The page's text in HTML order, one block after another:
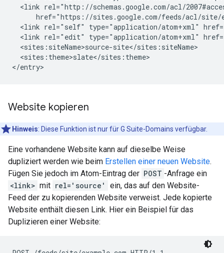
<link rel="http://schemas.google.com/acl/
      href="https://sites.google.com/feeds/acl/site/
<link rel="self" type="application/atom+xml"
<link rel="edit" type="application/atom+xml"
  <sites:siteName>
source-site</sites:siteName>
  <sites:theme>slate</sites:theme>
Website kopieren
Hinweis: Diese Funktion ist nur für G Suite-Domains verfügbar.
Eine vorhandene Website kann auf dieselbe Weise
dupliziert werden wie beim Erstellen einer neuen Website.
Fügen Sie jedoch im Atom-Eintrag der POST -Anfrage ein
<link> mit rel='source'
ein, das auf den Website-
Feed der zu kopierenden Website verweist. Jede kopierte
Website enthält diesen Link. Hier ein Beispiel für das
Duplizieren einer Website: